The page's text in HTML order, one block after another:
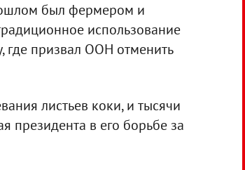
был фермером и
использование
где призвал ООН отменить
листьев коки, и тысячи
президента в его борьбе за